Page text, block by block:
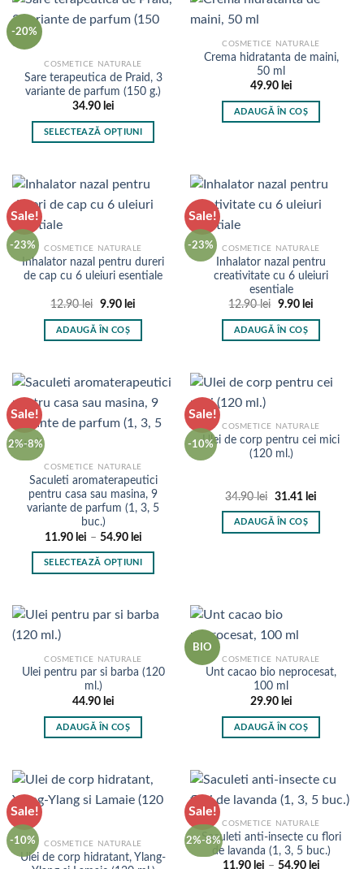
-20%
COSMETICE NATURALE
Sare terapeutica de Praid, 3
variante de parfum (150 g.)
34.90 lei
SELECTEAZĂ OPȚIUNI
are
mai
Opțiunile
pot
alese
în
pagina
COSMETICE NATURALE
Crema hidratanta de maini,
50 ml
49.90 lei
ADAUGĂ ÎN COȘ
Sale!
-23% COSMETICE NATURALE
Inhalator nazal pentru dureri
de cap cu 6 uleiuri esentiale
12.90lei
Prețul
a
fost:
9.90 leiPrețul
ADAUGĂ ÎN COȘ
Sale!
-23% COSMETICE NATURALE
Inhalator nazal pentru
creativitate cu 6 uleiuri
esentiale
12.90lei
Prețul
a
fost:
9.90 leiPrețul
ADAUGĂ ÎN COȘ
Sale!
2%-8%
COSMETICE NATURALE
Saculeti aromaterapeutici
pentru casa sau masina, 9
variante de parfum (1, 3, 5
buc.)
11.90 lei – 54.90 leiInterval
prețuri:
11.90 lei
SELECTEAZĂ OPȚIUNI
are
variații.
Opțiunile
pot
fi
alese
produsului.
Sale!
-10%
COSMETICE NATURALE
Ulei de corp pentru cei mici
(120 ml.)
34.90lei
Prețul
a
fost:
31.41 leiPrețul
ADAUGĂ ÎN COȘ
COSMETICE NATURALE
Ulei pentru par si barba (120
ml.)
44.90 lei
ADAUGĂ ÎN COȘ
BIO
COSMETICE NATURALE
Unt cacao bio neprocesat,
100 ml
29.90 lei
ADAUGĂ ÎN COȘ
Sale!
-10% COSMETICE NATURALE
Ulei de corp hidratant, Ylang-
Sale!
2%-8%
COSMETICE NATURALE
Saculeti anti-insecte cu flori
de lavanda (1, 3, 5 buc.)
11.90 lei – 54.90 leiInterval